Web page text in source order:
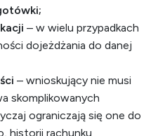
– w wielu przypadkach
dojeżdżania do danej
– wnioskujący nie musi
skomplikowanych
ograniczają się one do
historii rachunku